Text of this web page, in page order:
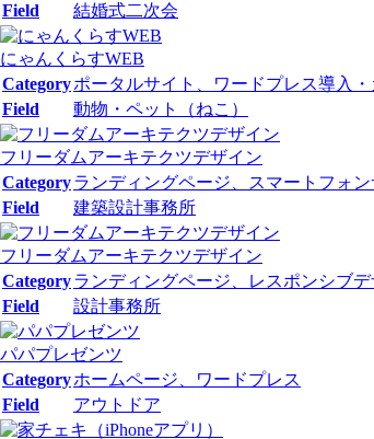
Field
結婚式二次会
にゃんくらすWEB
Categoryポータルサイト、ワードプレス導入
Field
動物・ペット（ねこ）
フリーダムアーキテクツデザイン
Categoryランディングページ、スマートフォン
Field
建築設計事務所
フリーダムアーキテクツデザイン
Categoryランディングページ、レスポンシブデ
Field
設計事務所
パパプレゼンツ
Categoryホームページ、ワードプレス
Field
アウトドア